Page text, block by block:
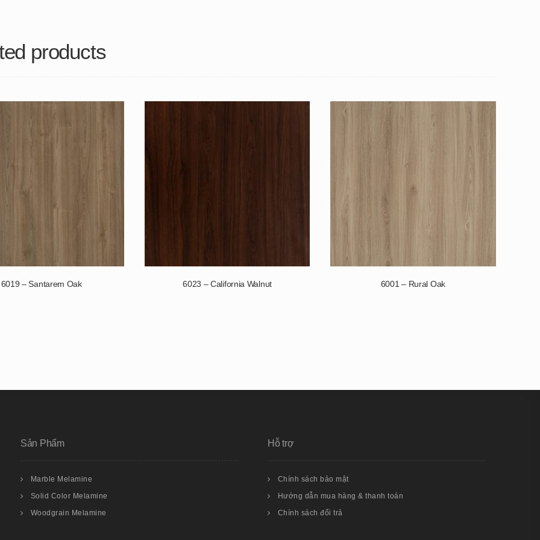
products
6019 – Santarem Oak 6023 – California Walnut 6001 – Rural Oak
Sản Phẩm
Marble Melamine
Solid Color Melamine
Woodgrain Melamine
Hỗ trợ
Chính sách bảo mật
Hướng dẫn mua hàng & thanh toán
Chính sách đổi trả